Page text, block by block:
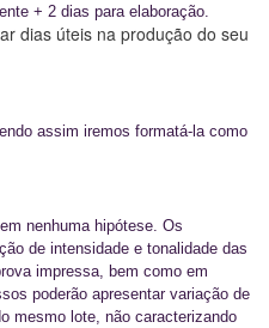
+ 2 dias para elaboração.
dias úteis na produção do seu
assim iremos formatá-la como
nenhuma hipótese. Os
de intensidade e tonalidade das
impressa, bem como em
poderão apresentar variação de
mesmo lote, não caracterizando